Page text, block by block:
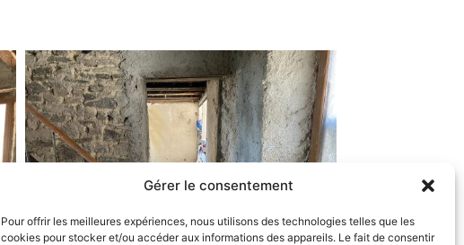
Gérer le consentement
Pour offrir les meilleures expériences, nous utilisons des technologies telles que les
cookies pour stocker et/ou accéder aux informations des appareils. Le fait de consentir